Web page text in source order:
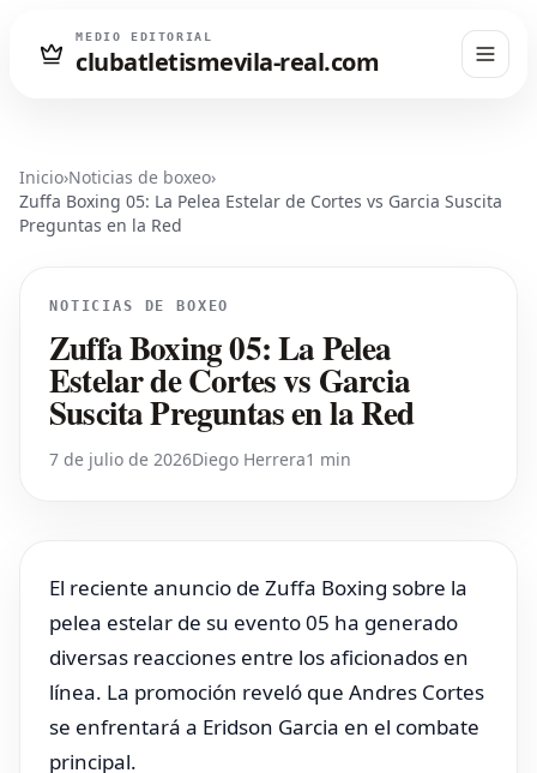
MEDIO EDITORIAL
clubatletismevila-real.com
Inicio›Noticias de boxeo›
Zuffa Boxing 05: La Pelea Estelar de Cortes vs Garcia Suscita
Preguntas en la Red
NOTICIAS DE BOXEO
Zuffa Boxing 05: La Pelea
Estelar de Cortes vs Garcia
Suscita Preguntas en la Red
7 de julio de 2026Diego Herrera1 min
El reciente anuncio de Zuffa Boxing sobre la
pelea estelar de su evento 05 ha generado
diversas reacciones entre los aficionados en
línea. La promoción reveló que Andres Cortes
se enfrentará a Eridson Garcia en el combate
principal.